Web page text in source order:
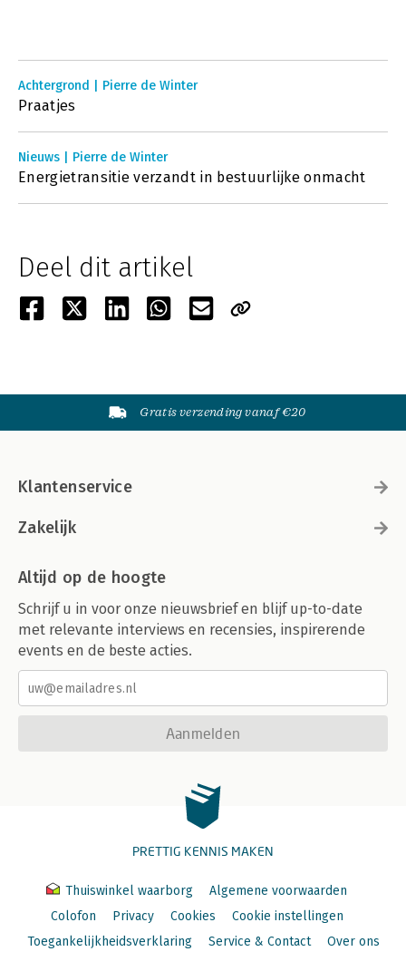
Achtergrond | Pierre de Winter
Praatjes
Nieuws | Pierre de Winter
Energietransitie verzandt in bestuurlijke onmacht
Deel dit artikel
Gratis verzending vanaf €20
Klantenservice
Zakelijk
Altijd op de hoogte
Schrijf u in voor onze nieuwsbrief en blijf up-to-date
met relevante interviews en recensies, inspirerende
events en de beste acties.
Aanmelden
PRETTIG KENNIS MAKEN
Thuiswinkel waarborg
Algemene voorwaarden
Colofon
Privacy Cookies
Cookie instellingen
Toegankelijkheidsverklaring
Service & Contact Over ons